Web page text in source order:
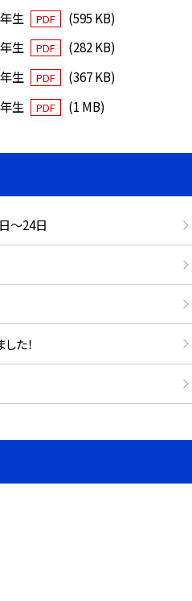
生
PDF
(595 KB)
生
PDF
(282 KB)
生
PDF
(367 KB)
生
PDF (1 MB)
〜24日
た！